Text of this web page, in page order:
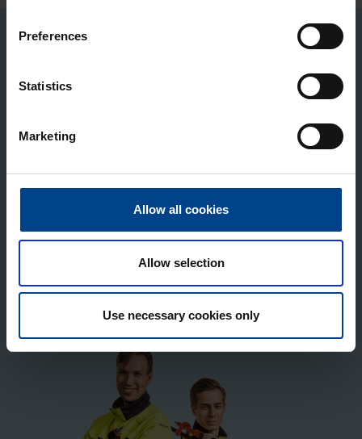
Preferences
Statistics
Marketing
Allow all cookies
Allow selection
Use necessary cookies only
Ota yhteyttä!
Kaikki asiantuntijoidemme yhteystiedot ovat esillä
mielellämme oikean ratkaisun löytämisessä.
Olethan yhteydessä pienessäkin asiassa!
Soita: 02 550 800
LÖYDÄ UTUN ASIANTUNTIJA